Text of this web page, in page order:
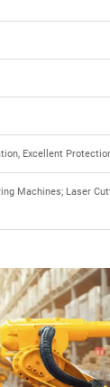
Excellent
Machines; Laser